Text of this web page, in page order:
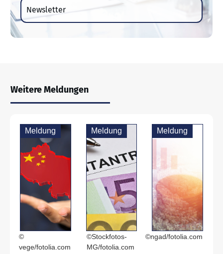
Newsletter
Weitere Meldungen
Meldung
©
vege/fotolia.com
Meldung
©Stockfotos-
MG/fotolia.com
Meldung
©ngad/fotolia.com